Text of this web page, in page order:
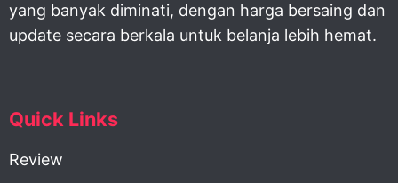
yang banyak diminati, dengan harga bersaing dan
update secara berkala untuk belanja lebih hemat.
Quick Links
Review